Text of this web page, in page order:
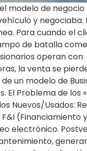
modelo de negocio
y negociaba.
Para cuando el
de batalla
operan con
la venta se
un modelo de
Problema de los
Nuevos/Usados:
(Financiamiento
electrónico.